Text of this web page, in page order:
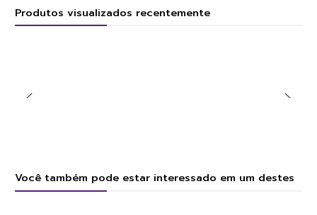
Produtos visualizados recentemente
Você também pode estar interessado em um destes